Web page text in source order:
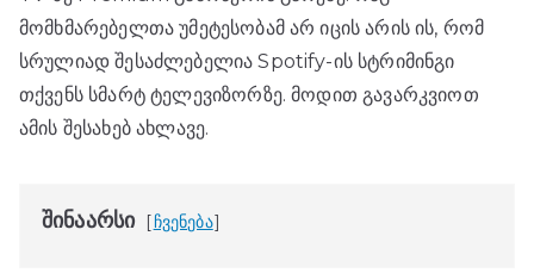
მომხმარებელთა უმეტესობამ არ იცის არის ის, რომ
სრულიად შესაძლებელია Spotify-ის სტრიმინგი
თქვენს სმარტ ტელევიზორზე. მოდით გავარკვიოთ
ამის შესახებ ახლავე.
შინაარსი ჩვენება